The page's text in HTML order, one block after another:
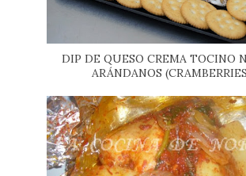
DIP DE QUESO CREMA TOCINO
ARÁNDANOS